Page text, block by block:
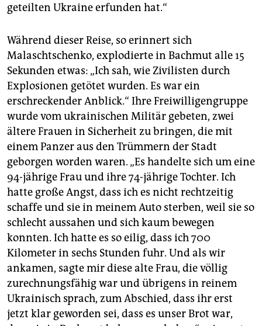
geteilten Ukraine erfunden hat.“
Während dieser Reise, so erinnert sich
Malaschtschenko, explodierte in Bachmut alle 15
Sekunden etwas: „Ich sah, wie Zivilisten durch
Explosionen getötet wurden. Es war ein
erschreckender Anblick.“ Ihre Freiwilligengruppe
wurde vom ukrainischen Militär gebeten, zwei
ältere Frauen in Sicherheit zu bringen, die mit
einem Panzer aus den Trümmern der Stadt
geborgen worden waren. „Es handelte sich um eine
94-jährige Frau und ihre 74-jährige Tochter. Ich
hatte große Angst, dass ich es nicht rechtzeitig
schaffe und sie in meinem Auto sterben, weil sie so
schlecht aussahen und sich kaum bewegen
konnten. Ich hatte es so eilig, dass ich 700
Kilometer in sechs Stunden fuhr. Und als wir
ankamen, sagte mir diese alte Frau, die völlig
zurechnungsfähig war und übrigens in reinem
Ukrainisch sprach, zum Abschied, dass ihr erst
jetzt klar geworden sei, dass es unser Brot war,